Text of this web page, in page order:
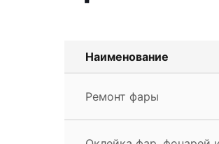
Наименование
Ремонт фары